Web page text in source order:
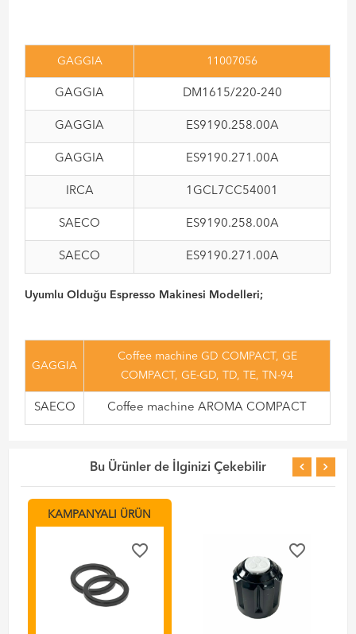
GAGGIA 11007056
GAGGIA DM1615/220-240
GAGGIA ES9190.258.00A
GAGGIA ES9190.271.00A
IRCA 1GCL7CC54001
SAECO ES9190.258.00A
SAECO ES9190.271.00A
Uyumlu Olduğu Espresso Makinesi Modelleri;
GAGGIA
Coffee machine GD COMPACT, GE
COMPACT, GE-GD, TD, TE, TN-94
SAECO Coffee machine AROMA COMPACT
Bu Ürünler de İlginizi Çekebilir
KAMPANYALI ÜRÜN
favorite_border favorite_border